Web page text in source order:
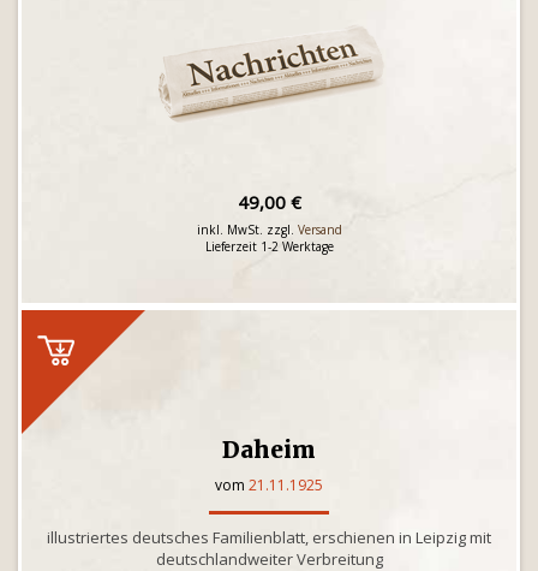
49,00 €
inkl. MwSt. zzgl. Versand
Lieferzeit 1-2 Werktage
Daheim
vom 21.11.1925
illustriertes deutsches Familienblatt, erschienen in Leipzig mit
deutschlandweiter Verbreitung